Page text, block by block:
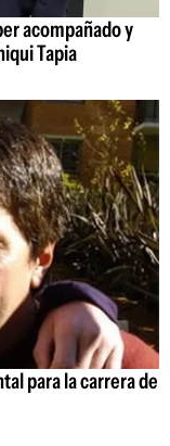
acompañado y
Tapia
para la carrera de